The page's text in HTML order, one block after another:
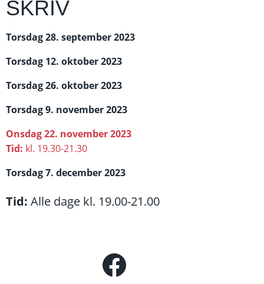
SKRIV
Torsdag 28. september 2023
Torsdag 12. oktober 2023
Torsdag26. oktober 2023
Torsdag 9. november 2023
Onsdag 22. november 2023
Tid: kl. 19.30-21.30
Torsdag 7. december 2023
Tid: Alle dage kl. 19.00-21.00
Facebook